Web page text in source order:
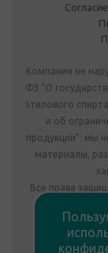
Компания не
ФЗ "О
этилового
и об
продукции": мы
материалы,
Все права
Информация